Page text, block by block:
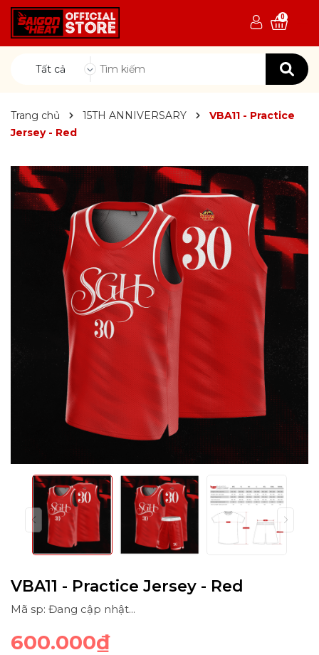
Tất cả
0
Trang chủ 15TH ANNIVERSARY
VBA11 - Practice
Jersey - Red
VBA11 - Practice Jersey - Red
Mã sp: Đang cập nhật...
600.000₫